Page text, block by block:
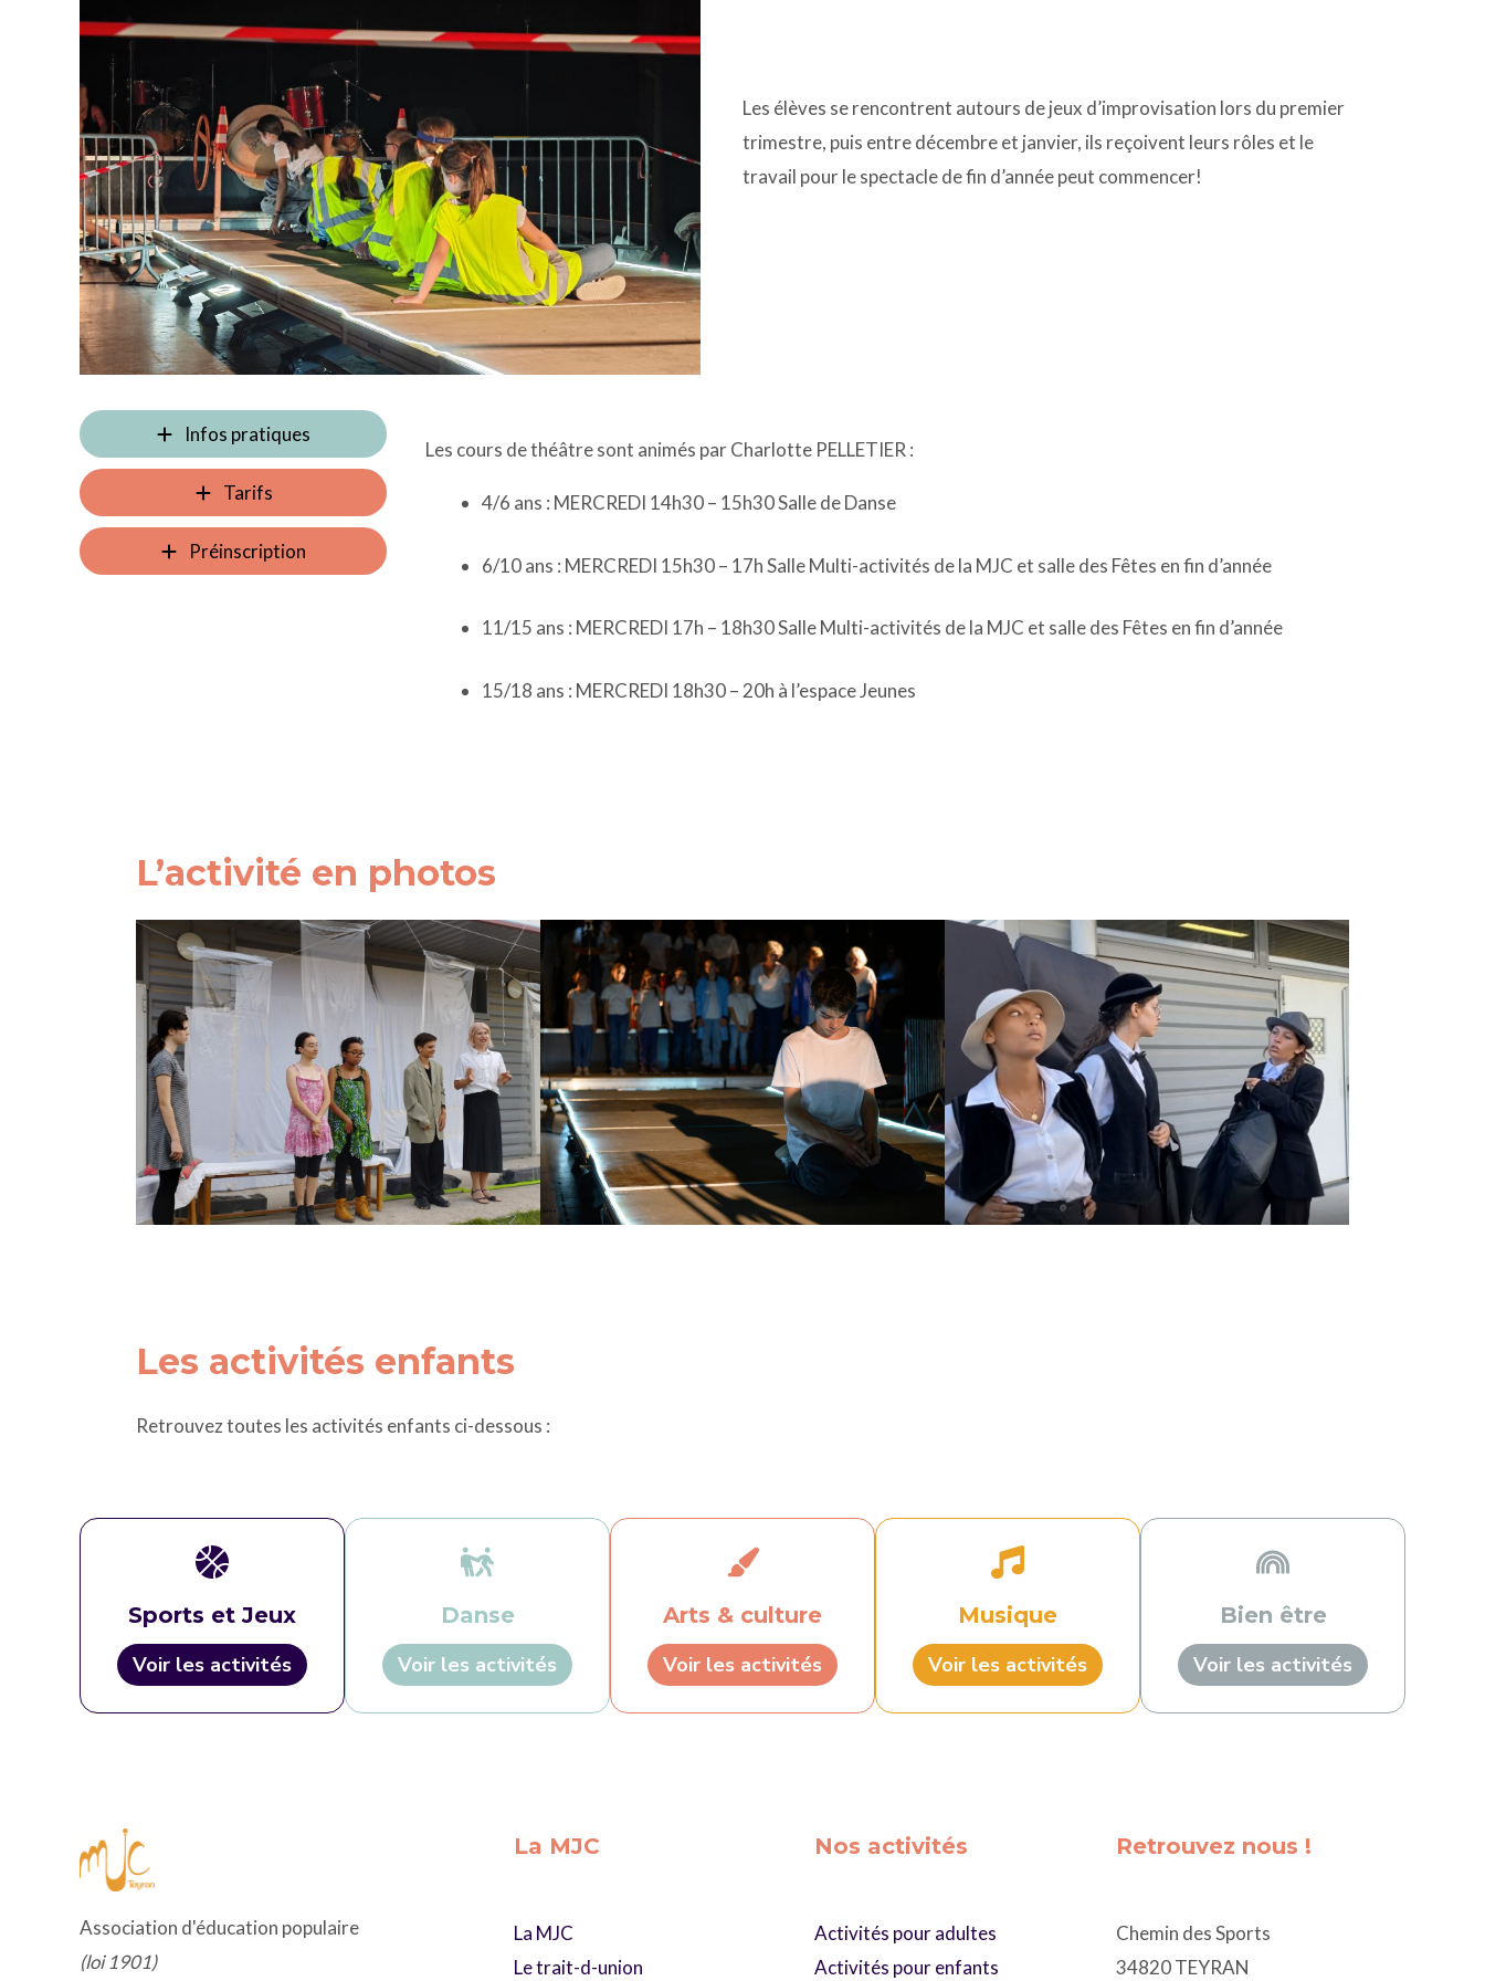
Les élèves se rencontrent autours de jeux d’improvisation lors du premier
trimestre, puis entre décembre et janvier, ils reçoivent leurs rôles et le
travail pour le spectacle de fin d’année peut commencer!
Infos pratiques
Tarifs
Préinscription
Les cours de théâtre sont animés par Charlotte PELLETIER :
4/6 ans : MERCREDI 14h30 – 15h30 Salle de Danse
6/10 ans : MERCREDI 15h30 – 17h Salle Multi-activités de la MJC et salle des Fêtes en fin d’année
11/15 ans : MERCREDI 17h – 18h30 Salle Multi-activités de la MJC et salle des Fêtes en fin d’année
15/18 ans : MERCREDI 18h30 – 20h à l’espace Jeunes
L’activité en photos
Les activités enfants
Retrouvez toutes les activités enfants ci-dessous :
Sports et Jeux
Voir les activités
Danse
Voir les activités
Arts & culture
Voir les activités
Musique
Voir les activités
Bien être
Voir les activités
Association d'éducation populaire
(loi 1901)
La MJC
La MJC
Le trait-d-union
Nos activités
Activités pour adultes
Activités pour enfants
Retrouvez nous !
Chemin des Sports
34820 TEYRAN